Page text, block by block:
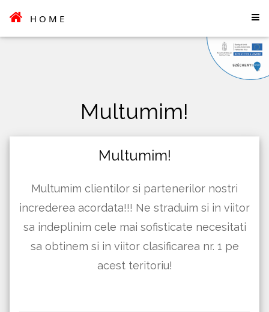
HOME
Multumim!
Multumim!
Multumim clientilor si partenerilor nostri
increderea acordata!!! Ne straduim si in viitor
sa indeplinim cele mai sofisticate necesitati
sa obtinem si in viitor clasificarea nr. 1 pe
acest teritoriu!